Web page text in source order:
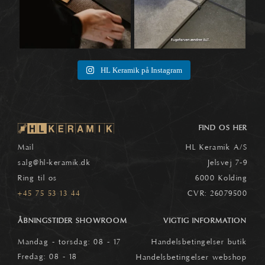
HL Keramik på Instagram
Mail
salg@hl-keramik.dk
Ring til os
+45 75 53 13 44
FIND OS HER
HL Keramik A/S
Jelsvej 7-9
6000 Kolding
CVR: 26079500
ÅBNINGSTIDER SHOWROOM
Mandag - torsdag: 08 - 17
Fredag: 08 - 18
VIGTIG INFORMATION
Handelsbetingelser butik
Handelsbetingelser webshop